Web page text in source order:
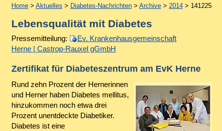
Home> Aktuelles > Diabetes-Nachrichten> Archive> 2014> 141225
Lebensqualität mit Diabetes
Pressemitteilung:
Ev. Krankenhausgemeinschaft
Herne | Castrop-Rauxel gGmbH
Zertifikat für Diabeteszentrum am EvK Herne
Rund zehn Prozent der Hernerinnen
und Herner haben Diabetes mellitus,
hinzukommen noch etwa drei
Prozent unentdeckte Diabetiker.
Diabetes ist eine